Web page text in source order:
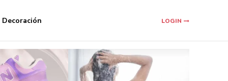
Decoración LOGIN